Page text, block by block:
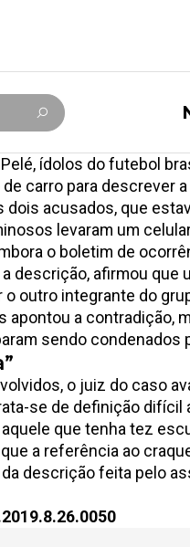
Buscar
ídolos do futebol
carro para descrever
acusados, que
levaram um
o boletim de
descrição, afirmou
outro integrante do
apontou a contradição,
sendo condenados
o juiz do caso
se de definição difícil
que tenha tez
a referência ao
descrição feita pelo